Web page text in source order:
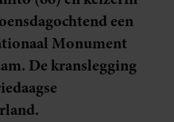
een
Monument
De kranslegging